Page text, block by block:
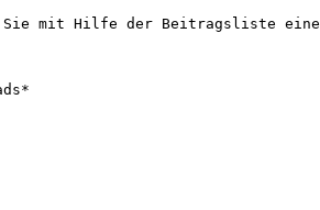
Sie mit Hilfe der Beitragsliste